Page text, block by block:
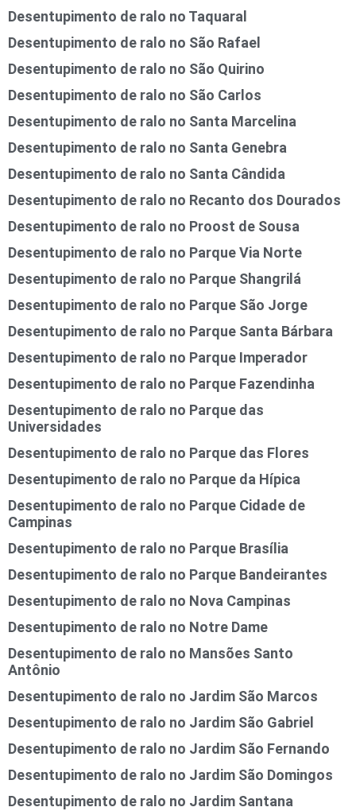
Desentupimento de ralo no Taquaral
Desentupimento de ralo no São Rafael
Desentupimento de ralo no São Quirino
Desentupimento de ralo no São Carlos
Desentupimento de ralo no Santa Marcelina
Desentupimento de ralo no Santa Genebra
Desentupimento de ralo no Santa Cândida
Desentupimento de ralo no Recanto dos Dourados
Desentupimento de ralo no Proost de Sousa
Desentupimento de ralo no Parque Via Norte
Desentupimento de ralo no Parque Shangrilá
Desentupimento de ralo no Parque São Jorge
Desentupimento de ralo no Parque Santa Bárbara
Desentupimento de ralo no Parque Imperador
Desentupimento de ralo no Parque Fazendinha
Desentupimento de ralo no Parque das
Universidades
Desentupimento de ralo no Parque das Flores
Desentupimento de ralo no Parque da Hípica
Desentupimento de ralo no Parque Cidade de
Campinas
Desentupimento de ralo no Parque Brasília
Desentupimento de ralo no Parque Bandeirantes
Desentupimento de ralo no Nova Campinas
Desentupimento de ralo no Notre Dame
Desentupimento de ralo no Mansões Santo
Antônio
Desentupimento de ralo no Jardim São Marcos
Desentupimento de ralo no Jardim São Gabriel
Desentupimento de ralo no Jardim São Fernando
Desentupimento de ralo no Jardim São Domingos
Desentupimento de ralo no Jardim Santana